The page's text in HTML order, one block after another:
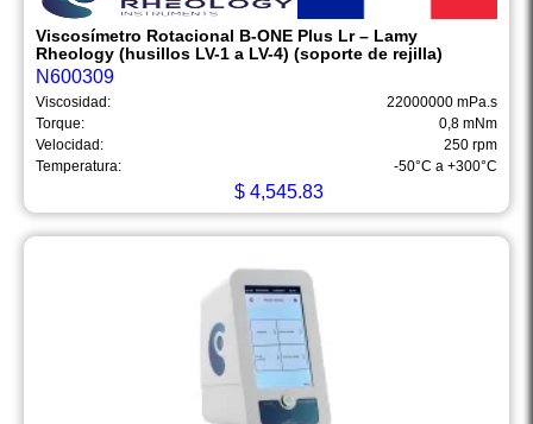
Viscosímetro Rotacional B-ONE Plus Lr – Lamy
Rheology (husillos LV-1 a LV-4) (soporte de rejilla)
N600309
Viscosidad:
22000000 mPa.s
Torque:
0,8 mNm
Velocidad:
250 rpm
Temperatura:
-50°C a +300°C
$4,545.83